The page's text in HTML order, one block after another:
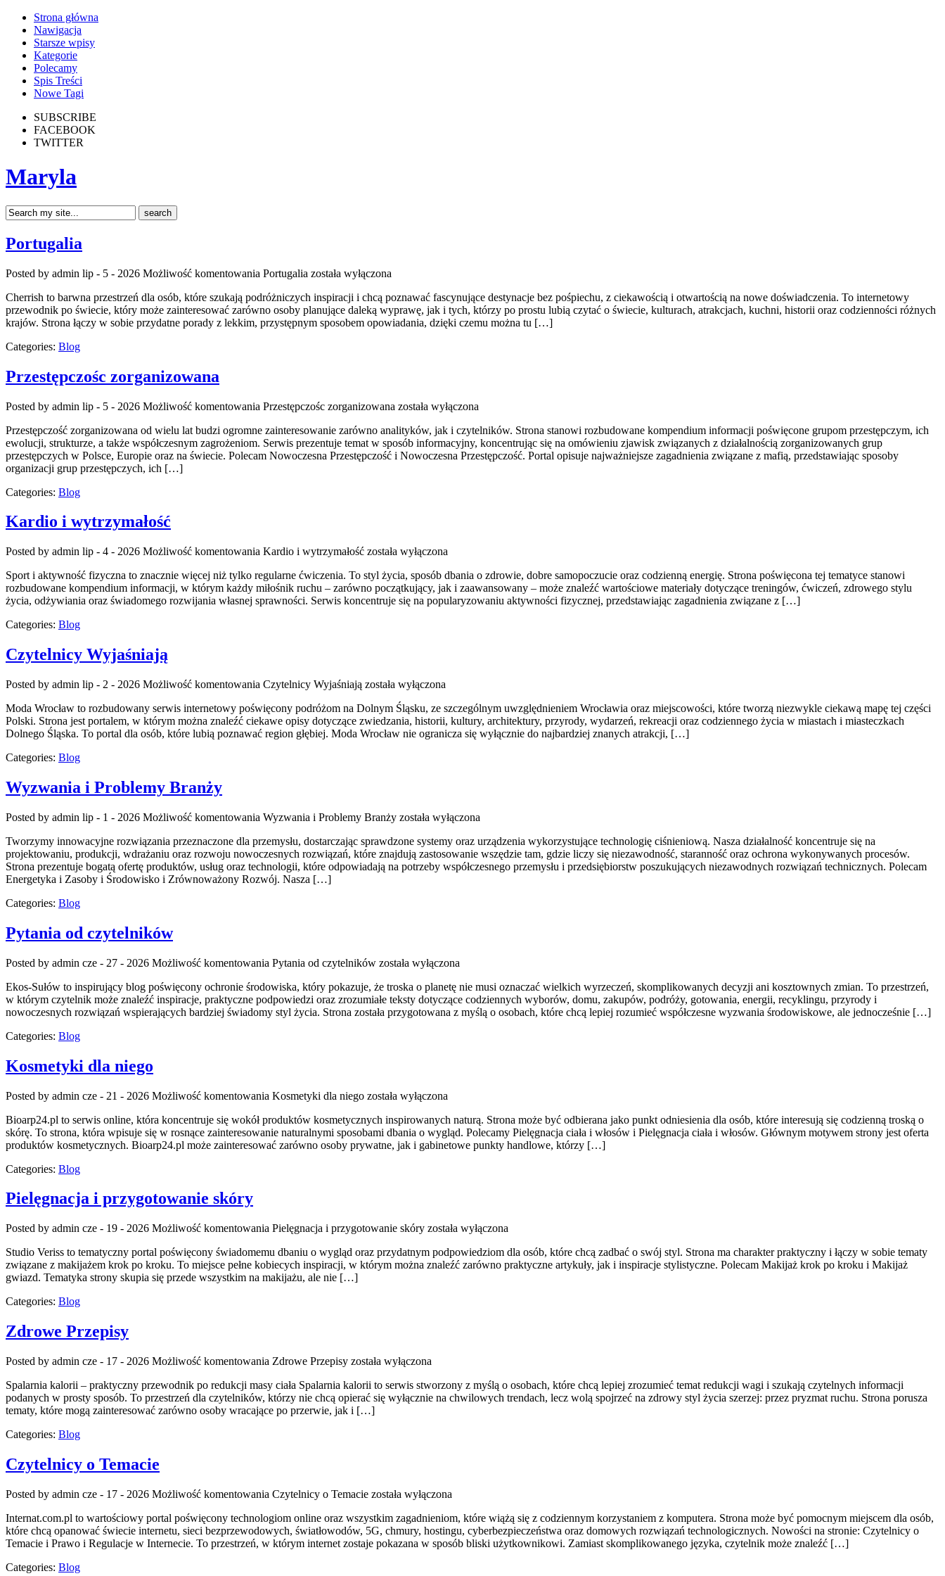
Strona główna
Nawigacja
Starsze wpisy
Kategorie
Polecamy
Spis Treści
Nowe Tagi
SUBSCRIBE
FACEBOOK
TWITTER
Maryla
Portugalia
Posted by admin lip - 5 - 2026 Możliwość komentowania Portugalia została wyłączona
Cherrish to barwna przestrzeń dla osób, które szukają podróżniczych inspiracji i chcą poznawać fascynujące destynacje bez pośpiechu, z ciekawością i otwartością na nowe doświadczenia. To internetowy
przewodnik po świecie, który może zainteresować zarówno osoby planujące daleką wyprawę, jak i tych, którzy po prostu lubią czytać o świecie, kulturach, atrakcjach, kuchni, historii oraz codzienności różnych
krajów. Strona łączy w sobie przydatne porady z lekkim, przystępnym sposobem opowiadania, dzięki czemu można tu […]
Categories: Blog
Przestępczośc zorganizowana
Posted by admin lip - 5 - 2026 Możliwość komentowania Przestępczośc zorganizowana została wyłączona
Przestępczość zorganizowana od wielu lat budzi ogromne zainteresowanie zarówno analityków, jak i czytelników. Strona stanowi rozbudowane kompendium informacji poświęcone grupom przestępczym, ich
ewolucji, strukturze, a także współczesnym zagrożeniom. Serwis prezentuje temat w sposób informacyjny, koncentrując się na omówieniu zjawisk związanych z działalnością zorganizowanych grup
przestępczych w Polsce, Europie oraz na świecie. Polecam Nowoczesna Przestępczość i Nowoczesna Przestępczość. Portal opisuje najważniejsze zagadnienia związane z mafią, przedstawiając sposoby
organizacji grup przestępczych, ich […]
Categories: Blog
Kardio i wytrzymałość
Posted by admin lip - 4 - 2026 Możliwość komentowania Kardio i wytrzymałość została wyłączona
Sport i aktywność fizyczna to znacznie więcej niż tylko regularne ćwiczenia. To styl życia, sposób dbania o zdrowie, dobre samopoczucie oraz codzienną energię. Strona poświęcona tej tematyce stanowi
rozbudowane kompendium informacji, w którym każdy miłośnik ruchu – zarówno początkujący, jak i zaawansowany – może znaleźć wartościowe materiały dotyczące treningów, ćwiczeń, zdrowego stylu
życia, odżywiania oraz świadomego rozwijania własnej sprawności. Serwis koncentruje się na popularyzowaniu aktywności fizycznej, przedstawiając zagadnienia związane z […]
Categories: Blog
Czytelnicy Wyjaśniają
Posted by admin lip - 2 - 2026 Możliwość komentowania Czytelnicy Wyjaśniają została wyłączona
Moda Wrocław to rozbudowany serwis internetowy poświęcony podróżom na Dolnym Śląsku, ze szczególnym uwzględnieniem Wrocławia oraz miejscowości, które tworzą niezwykle ciekawą mapę tej części
Polski. Strona jest portalem, w którym można znaleźć ciekawe opisy dotyczące zwiedzania, historii, kultury, architektury, przyrody, wydarzeń, rekreacji oraz codziennego życia w miastach i miasteczkach
Dolnego Śląska. To portal dla osób, które lubią poznawać region głębiej. Moda Wrocław nie ogranicza się wyłącznie do najbardziej znanych atrakcji, […]
Categories: Blog
Wyzwania i Problemy Branży
Posted by admin lip - 1 - 2026 Możliwość komentowania Wyzwania i Problemy Branży została wyłączona
Tworzymy innowacyjne rozwiązania przeznaczone dla przemysłu, dostarczając sprawdzone systemy oraz urządzenia wykorzystujące technologię ciśnieniową. Nasza działalność koncentruje się na
projektowaniu, produkcji, wdrażaniu oraz rozwoju nowoczesnych rozwiązań, które znajdują zastosowanie wszędzie tam, gdzie liczy się niezawodność, staranność oraz ochrona wykonywanych procesów.
Strona prezentuje bogatą ofertę produktów, usług oraz technologii, które odpowiadają na potrzeby współczesnego przemysłu i przedsiębiorstw poszukujących niezawodnych rozwiązań technicznych. Polecam
Energetyka i Zasoby i Środowisko i Zrównoważony Rozwój. Nasza […]
Categories: Blog
Pytania od czytelników
Posted by admin cze - 27 - 2026 Możliwość komentowania Pytania od czytelników została wyłączona
Ekos-Sułów to inspirujący blog poświęcony ochronie środowiska, który pokazuje, że troska o planetę nie musi oznaczać wielkich wyrzeczeń, skomplikowanych decyzji ani kosztownych zmian. To przestrzeń,
w którym czytelnik może znaleźć inspiracje, praktyczne podpowiedzi oraz zrozumiałe teksty dotyczące codziennych wyborów, domu, zakupów, podróży, gotowania, energii, recyklingu, przyrody i
nowoczesnych rozwiązań wspierających bardziej świadomy styl życia. Strona została przygotowana z myślą o osobach, które chcą lepiej rozumieć współczesne wyzwania środowiskowe, ale jednocześnie […]
Categories: Blog
Kosmetyki dla niego
Posted by admin cze - 21 - 2026 Możliwość komentowania Kosmetyki dla niego została wyłączona
Bioarp24.pl to serwis online, która koncentruje się wokół produktów kosmetycznych inspirowanych naturą. Strona może być odbierana jako punkt odniesienia dla osób, które interesują się codzienną troską o
skórę. To strona, która wpisuje się w rosnące zainteresowanie naturalnymi sposobami dbania o wygląd. Polecamy Pielęgnacja ciała i włosów i Pielęgnacja ciała i włosów. Głównym motywem strony jest oferta
produktów kosmetycznych. Bioarp24.pl może zainteresować zarówno osoby prywatne, jak i gabinetowe punkty handlowe, którzy […]
Categories: Blog
Pielęgnacja i przygotowanie skóry
Posted by admin cze - 19 - 2026 Możliwość komentowania Pielęgnacja i przygotowanie skóry została wyłączona
Studio Veriss to tematyczny portal poświęcony świadomemu dbaniu o wygląd oraz przydatnym podpowiedziom dla osób, które chcą zadbać o swój styl. Strona ma charakter praktyczny i łączy w sobie tematy
związane z makijażem krok po kroku. To miejsce pełne kobiecych inspiracji, w którym można znaleźć zarówno praktyczne artykuły, jak i inspiracje stylistyczne. Polecam Makijaż krok po kroku i Makijaż
gwiazd. Tematyka strony skupia się przede wszystkim na makijażu, ale nie […]
Categories: Blog
Zdrowe Przepisy
Posted by admin cze - 17 - 2026 Możliwość komentowania Zdrowe Przepisy została wyłączona
Spalarnia kalorii – praktyczny przewodnik po redukcji masy ciała Spalarnia kalorii to serwis stworzony z myślą o osobach, które chcą lepiej zrozumieć temat redukcji wagi i szukają czytelnych informacji
podanych w prosty sposób. To przestrzeń dla czytelników, którzy nie chcą opierać się wyłącznie na chwilowych trendach, lecz wolą spojrzeć na zdrowy styl życia szerzej: przez pryzmat ruchu. Strona porusza
tematy, które mogą zainteresować zarówno osoby wracające po przerwie, jak i […]
Categories: Blog
Czytelnicy o Temacie
Posted by admin cze - 17 - 2026 Możliwość komentowania Czytelnicy o Temacie została wyłączona
Internat.com.pl to wartościowy portal poświęcony technologiom online oraz wszystkim zagadnieniom, które wiążą się z codziennym korzystaniem z komputera. Strona może być pomocnym miejscem dla osób,
które chcą opanować świecie internetu, sieci bezprzewodowych, światłowodów, 5G, chmury, hostingu, cyberbezpieczeństwa oraz domowych rozwiązań technologicznych. Nowości na stronie: Czytelnicy o
Temacie i Prawo i Regulacje w Internecie. To przestrzeń, w którym internet zostaje pokazana w sposób bliski użytkownikowi. Zamiast skomplikowanego języka, czytelnik może znaleźć […]
Categories: Blog